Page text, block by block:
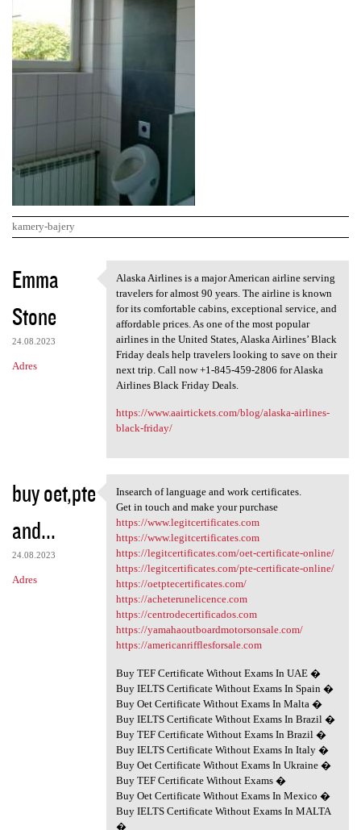
kamery-bajery
K
o
m
e
n
Emma
Stone
24.08.2023
Adres
Alaska Airlines is a major
Alaska Airlines is a major American airline serving
travelers for almost 90 years. The airline is known
for its comfortable cabins, exceptional service, and
affordable prices. As one of the most popular
airlines in the United States, Alaska Airlines’ Black
Friday deals help travelers looking to save on their
next trip. Call now +1-845-459-2806 for Alaska
Airlines Black Friday Deals.
https://www.aairtickets.com/blog/alaska-airlines-
black-friday/
buy oet,pte
and...
24.08.2023
Adres
Insearch of language and work
Insearch of language and work certificates.
Get in touch and make your purchase
https://www.legitcertificates.com
https://www.legitcertificates.com
https://legitcertificates.com/oet-certificate-online/
https://legitcertificates.com/pte-certificate-online/
https://oetptecertificates.com/
https://acheterunelicence.com
https://centrodecertificados.com
https://yamahaoutboardmotorsonsale.com/
https://americanrifflesforsale.com
Buy TEF Certificate Without Exams In UAE �
Buy IELTS Certificate Without Exams In Spain �
Buy Oet Certificate Without Exams In Malta �
Buy IELTS Certificate Without Exams In Brazil �
Buy TEF Certificate Without Exams In Brazil �
Buy IELTS Certificate Without Exams In Italy �
Buy Oet Certificate Without Exams In Ukraine �
Buy TEF Certificate Without Exams �
Buy Oet Certificate Without Exams In Mexico �
Buy IELTS Certificate Without Exams In MALTA
�